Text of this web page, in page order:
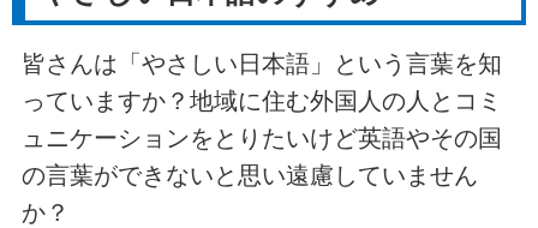
皆さんは「やさしい日本語」という言葉を知
っていますか？地域に住む外国人の人とコミ
ュニケーションをとりたいけど英語やその国
の言葉ができないと思い遠慮していません
か？